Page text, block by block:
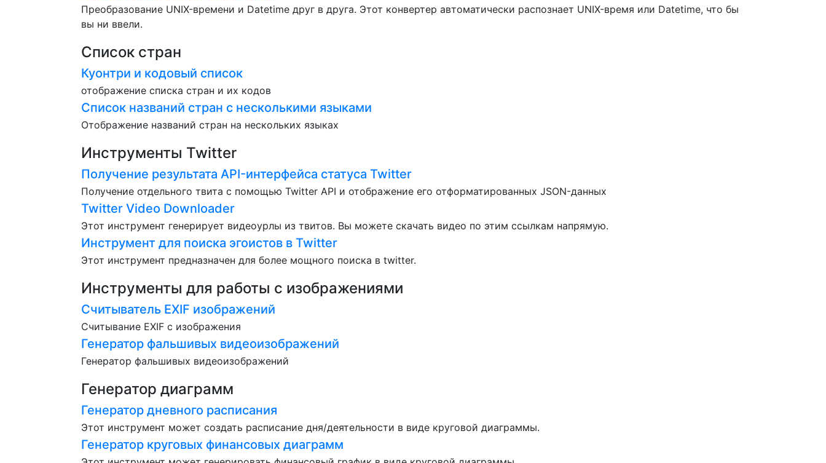
Преобразование UNIX-времени и Datetime друг в друга. Этот конвертер автоматически распознает UNIX-время или Datetime, что бы
вы ни ввели.
Список стран
Куонтри и кодовый список
отображение списка стран и их кодов
Список названий стран с несколькими языками
Отображение названий стран на нескольких языках
Инструменты Twitter
Получение результата API-интерфейса статуса Twitter
Получение отдельного твита с помощью Twitter API и отображение его отформатированных JSON-данных
Twitter Video Downloader
Этот инструмент генерирует видеоурлы из твитов. Вы можете скачать видео по этим ссылкам напрямую.
Инструмент для поиска эгоистов в Twitter
Этот инструмент предназначен для более мощного поиска в twitter.
Инструменты для работы с изображениями
Считыватель EXIF изображений
Считывание EXIF с изображения
Генератор фальшивых видеоизображений
Генератор фальшивых видеоизображений
Генератор диаграмм
Генератор дневного расписания
Этот инструмент может создать расписание дня/деятельности в виде круговой диаграммы.
Генератор круговых финансовых диаграмм